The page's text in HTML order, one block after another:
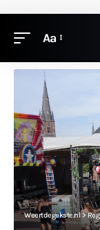
Aa
Weertdegekste.nl>